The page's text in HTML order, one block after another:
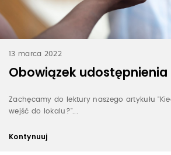
13 marca 2022
Obowiązek udostępnienia
Zachęcamy do lektury naszego artykułu
wejść do lokalu?"...
Kontynuuj